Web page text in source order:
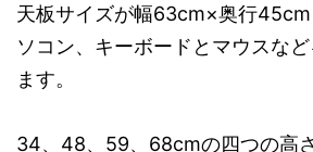
天板サイズが幅63cm×奥行
ソコン、キーボードとマウスな
ます。
34、48、59、68cmの四つの高